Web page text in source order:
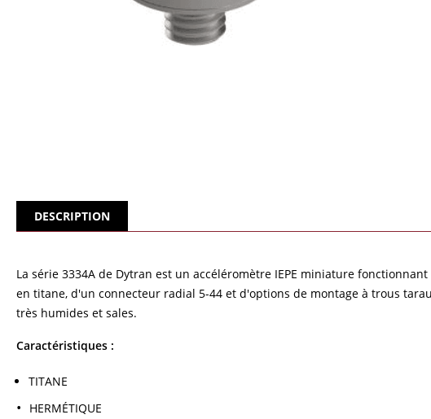
DESCRIPTION
La série 3334A de Dytran est un accéléromètre IEPE miniature
en titane, d'un connecteur radial 5-44 et d'options de montage à trous
très humides et sales.
Caractéristiques :
TITANE
HERMÉTIQUE